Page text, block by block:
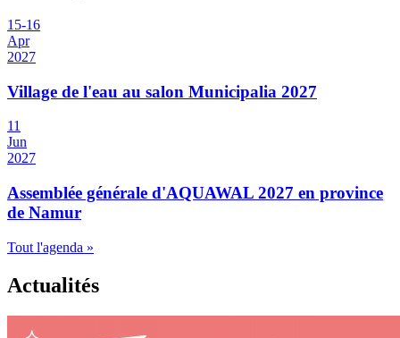
15-16
Apr
2027
Village de l'eau au salon Municipalia 2027
11
Jun
2027
Assemblée générale d'AQUAWAL 2027 en province
de Namur
Tout l'agenda »
Actualités